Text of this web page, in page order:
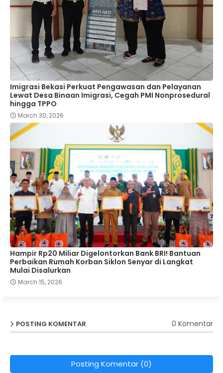
Imigrasi Bekasi Perkuat Pengawasan dan Pelayanan
Lewat Desa Binaan Imigrasi, Cegah PMI Nonprosedural
hingga TPPO
March 30, 2026
Hampir Rp20 Miliar Digelontorkan Bank BRI! Bantuan
Perbaikan Rumah Korban Siklon Senyar di Langkat
Mulai Disalurkan
March 15, 2026
POSTING KOMENTAR 0 Komentar
Posting Komentar (0)